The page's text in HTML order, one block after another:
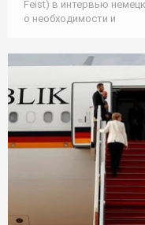
Feist) в интервью
о необходимости и